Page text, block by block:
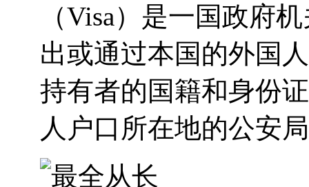
（Visa）是一国政府
出或通过本国的外国
持有者的国籍和身份
人户口所在地的公安